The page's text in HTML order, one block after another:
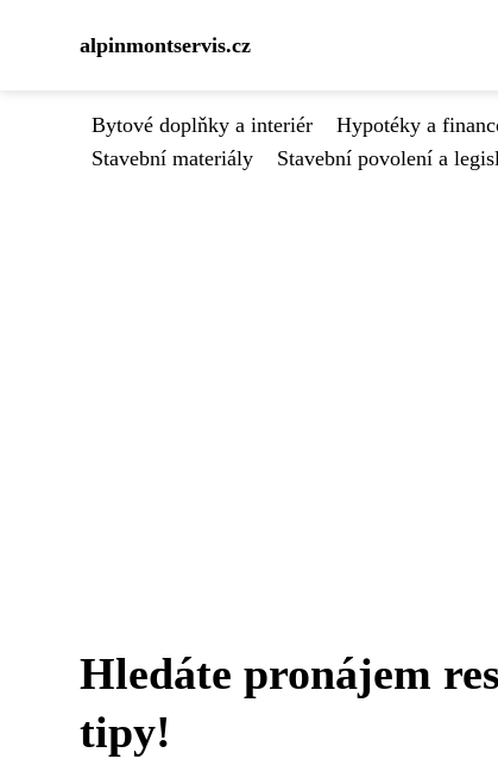
alpinmontservis.cz
Bytové doplňky a interiér Hypotéky a
Stavební materiály
Stavební povolení a
Hledáte pronájem
tipy!